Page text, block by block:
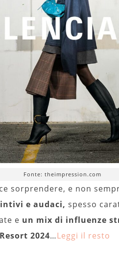
Fonte: theimpression.com
sorprendere, e non
e audaci, spesso
e un mix di influenze
2024…Leggi il resto